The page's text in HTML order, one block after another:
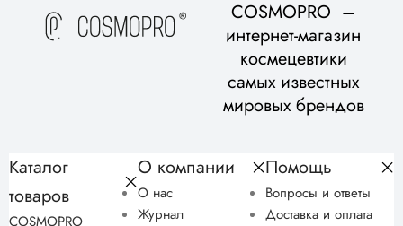
COSMOPRO –
интернет-магазин
космецевтики
самых известных
мировых брендов
Каталог
товаров
COSMOPRO
О компании
О нас
Журнал
Помощь
Вопросы и ответы
Доставка и оплата